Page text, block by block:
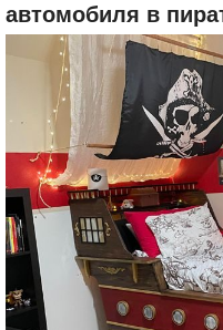
автомобиля в